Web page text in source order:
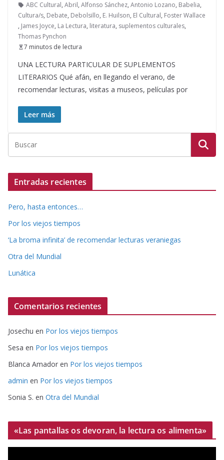
ABC Cultural, Abril, Alfonso Sánchez, Antonio Lozano, Babelia,
Cultura/s, Debate, Debolsillo, E. Huilson, El Cultural, Foster Wallace
, James Joyce, La Lectura, literatura, suplementos culturales,
Thomas Pynchon
7 minutos de lectura
UNA LECTURA PARTICULAR DE SUPLEMENTOS
LITERARIOS Qué afán, en llegando el verano, de
recomendar lecturas, visitas a museos, películas por
Leer más
Entradas recientes
Pero, hasta entonces…
Por los viejos tiempos
‘La broma infinita’ de recomendar lecturas veraniegas
Otra del Mundial
Lunática
Comentarios recientes
Josechu en Por los viejos tiempos
Sesa en Por los viejos tiempos
Blanca Amador en Por los viejos tiempos
admin en Por los viejos tiempos
Sonia S. en Otra del Mundial
«Las pantallas os devoran, la lectura os alimenta»